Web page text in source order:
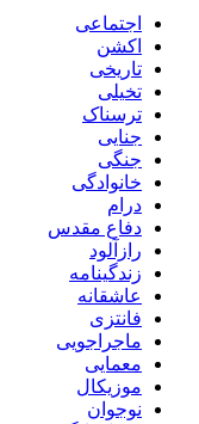
اجتماعی
اکشن
تاریخی
تخیلی
ترسناک
جنایی
جنگی
خانوادگی
درام
دفاع مقدس
رازآلود
زندگینامه
عاشقانه
فانتزی
ماجراجویی
معمایی
موزیکال
نوجوان